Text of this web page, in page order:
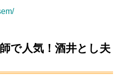
で人気！酒井とし夫